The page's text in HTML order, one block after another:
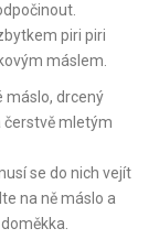
piri piri
máslem.
máslo, drcený
čerstvě mletým
se do nich vejít
na ně máslo a